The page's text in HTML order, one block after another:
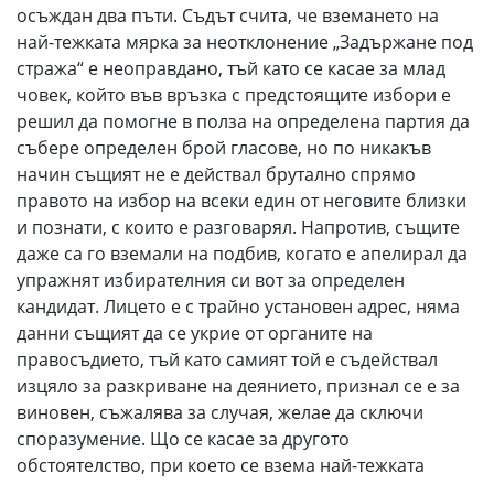
осъждан два пъти. Съдът счита, че вземането на
най-тежката мярка за неотклонение „Задържане под
стража“ е неоправдано, тъй като се касае за млад
човек, който във връзка с предстоящите избори е
решил да помогне в полза на определена партия да
събере определен брой гласове, но по никакъв
начин същият не е действал брутално спрямо
правото на избор на всеки един от неговите близки
и познати, с които е разговарял. Напротив, същите
даже са го вземали на подбив, когато е апелирал да
упражнят избирателния си вот за определен
кандидат. Лицето е с трайно установен адрес, няма
данни същият да се укрие от органите на
правосъдието, тъй като самият той е съдействал
изцяло за разкриване на деянието, признал се е за
виновен, съжалява за случая, желае да сключи
споразумение. Що се касае за другото
обстоятелство, при което се взема най-тежката